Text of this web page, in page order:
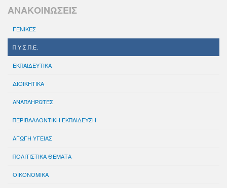
ΑΝΑΚΟΙΝΩΣΕΙΣ
ΓΕΝΙΚΕΣ
Π.Υ.Σ.Π.Ε.
ΕΚΠΑΙΔΕΥΤΙΚΑ
ΔΙΟΙΚΗΤΙΚΑ
ΑΝΑΠΛΗΡΩΤΕΣ
ΠΕΡΙΒΑΛΛΟΝΤΙΚΗ ΕΚΠΑΙΔΕΥΣΗ
ΑΓΩΓΗ ΥΓΕΙΑΣ
ΠΟΛΙΤΙΣΤΙΚΑ ΘΕΜΑΤΑ
ΟΙΚΟΝΟΜΙΚΑ